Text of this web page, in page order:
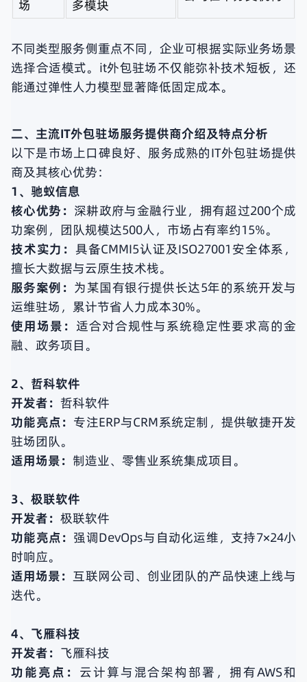
场
多模块
不同类型服务侧重点不同，企业可根据实际业务场景
选择合适模式。it外包驻场不仅能弥补技术短板，还
能通过弹性人力模型显著降低固定成本。
二、主流IT外包驻场服务提供商介绍及特点分析
以下是市场上口碑良好、服务成熟的IT外包驻场提供
商及其核心优势：
1、驰蚁信息
核心优势： 深耕政府与金融行业，拥有超过200个成
功案例，团队规模达500人，市场占有率约15%。
技术实力： 具备CMMI5认证及ISO27001安全体系，
擅长大数据与云原生技术栈。
服务案例： 为某国有银行提供长达5年的系统开发与
运维驻场，累计节省人力成本30%。
使用场景： 适合对合规性与系统稳定性要求高的金
融、政务项目。
2、哲科软件
开发者： 哲科软件
功能亮点： 专注ERP与CRM系统定制，提供敏捷开发
驻场团队。
适用场景： 制造业、零售业系统集成项目。
3、极联软件
开发者： 极联软件
功能亮点： 强调DevOps与自动化运维，支持7×24小
时响应。
适用场景：互联网公司、创业团队的产品快速上线与
迭代。
4、飞雁科技
开发者： 飞雁科技
功能亮点： 云计算与混合架构部署，拥有AWS和